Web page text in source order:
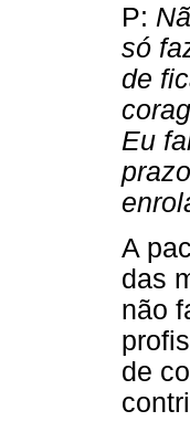
P:
só
de
Eu
A
das
não
de